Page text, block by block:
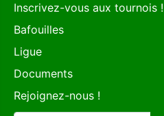
Inscrivez-vous aux tournois !
Bafouilles
Ligue
Documents
Rejoignez-nous !